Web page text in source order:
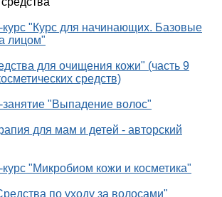
курс "Курс для начинающих. Базовые
лицом"
для очищения кожи" (часть 9
средств)
занятие "Выпадение волос"
для мам и детей - авторский
"Микробиом кожи и косметика"
по уходу за волосами"